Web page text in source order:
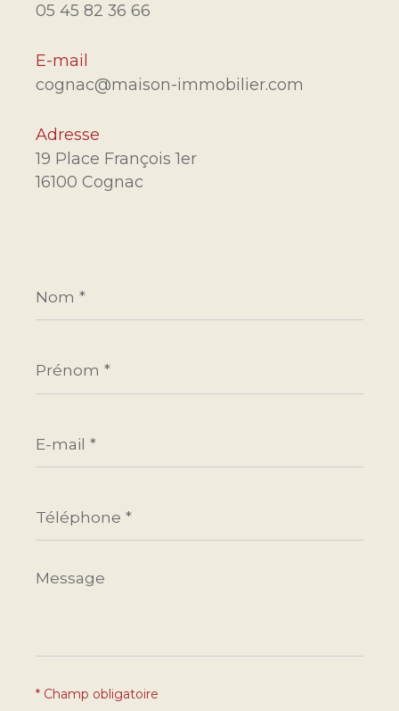
05 45 82 36 66
E-mail
cognac@maison-immobilier.com
Adresse
19 Place François 1er
16100 Cognac
*
*
mail
*
*
Message
*
* Champ obligatoire